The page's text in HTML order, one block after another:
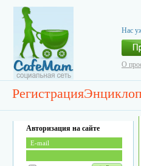
Нас
О
Регистрация
Авторизация на сайте